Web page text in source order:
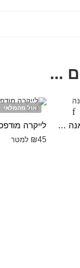
...
תחרה גיפיור דולצה גאבאנה צבעוני
אזל מהמלאי
₪45 למטר